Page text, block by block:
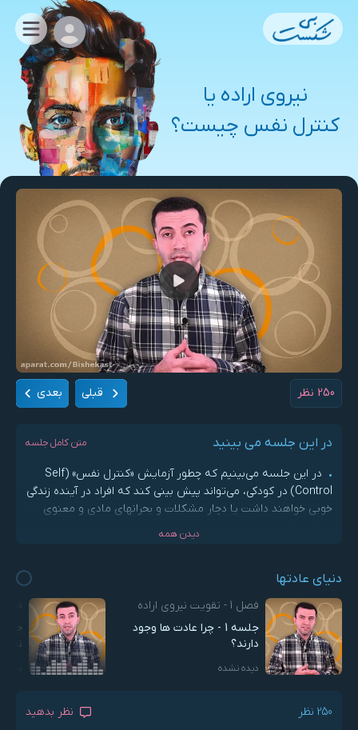
نیروی اراده یا
کنترل نفس چیست؟
250 نظر قبلی بعدی
در این جلسه می بینید متن کامل جلسه
.
در این جلسه می‌بینیم که چطور آزمایش «کنترل نفس» (Self
Control) در کودکی، می‌تواند پیش بینی کند که افراد در آینده زندگی
خوبی خواهند داشت یا دچار مشکلات و بحرانهای مادی و معنوی
تربیت دوران کودکی ما بستگی دارد.
. می‌بینیم که چگونه عادتهای خوب و مثبت در زندگی انسان های
موفق، باعث می شود که آنها به طور اتوماتیک به سمت موفقیت
حرکت کنند بدون اینکه مقاومت و درگیری درونی داشته باشند.
دیدن همه
دنیای عادتها
فصل 1 - تقویت نیروی اراده
جلسه 1 - چرا عادت ها وجود
دارند؟
دیده نشده
250 نظر نظر بدهید